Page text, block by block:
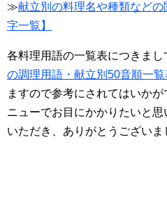
≫献立別の料理名や種類など
字一覧】
各料理用語の一覧表につきまし
の調理用語・献立別50音順一
ますので参考にされてはいか
ニューでお目にかかりたいと
いただき、ありがとうございま